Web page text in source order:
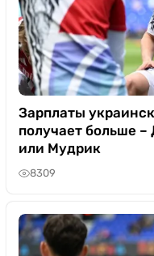
Зарплаты
получает больше
или Мудрик
8309